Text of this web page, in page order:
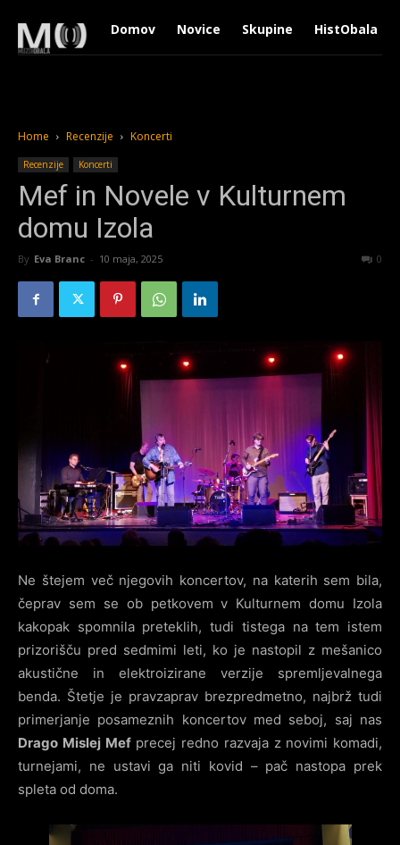
Domov Novice Skupine HistObala
Home Recenzije Koncerti
Recenzije Koncerti
Mef in Novele v Kulturnem
domu Izola
By Eva Branc - 10 maja, 2025 0
Ne štejem več njegovih koncertov, na katerih sem bila,
čeprav sem se ob petkovem v Kulturnem domu Izola
kakopak spomnila preteklih, tudi tistega na tem istem
prizorišču pred sedmimi leti, ko je nastopil z mešanico
akustične in elektroizirane verzije spremljevalnega
benda. Štetje je pravzaprav brezpredmetno, najbrž tudi
primerjanje posameznih koncertov med seboj, saj nas
Drago Mislej Mefprecej redno razvaja z novimi komadi,
turnejami, ne ustavi ga niti kovid – pač nastopa prek
spleta od doma.